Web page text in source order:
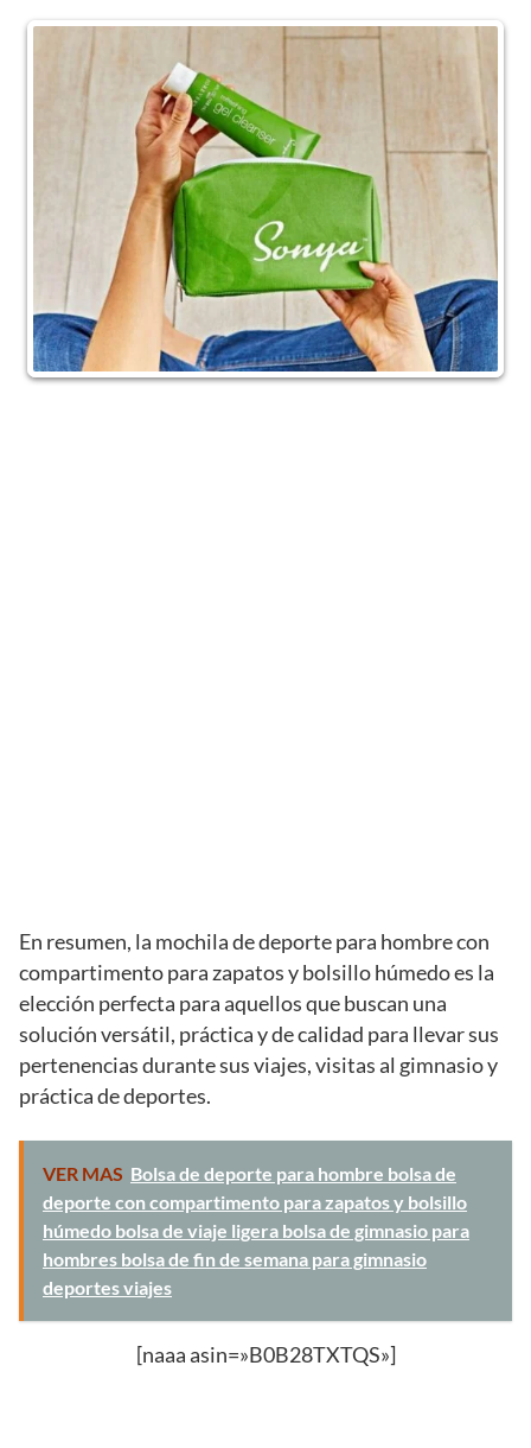
En resumen, la mochila de deporte para hombre con
compartimento para zapatos y bolsillo húmedo es la
elección perfecta para aquellos que buscan una
solución versátil, práctica y de calidad para llevar sus
pertenencias durante sus viajes, visitas al gimnasio y
práctica de deportes.
VER MAS Bolsa de deporte para hombre bolsa de
deporte con compartimento para zapatos y bolsillo
húmedo bolsa de viaje ligera bolsa de gimnasio para
hombres bolsa de fin de semana para gimnasio
deportes viajes
[naaa asin=»B0B28TXTQS»]